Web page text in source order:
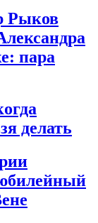
Рыков
пара
делать